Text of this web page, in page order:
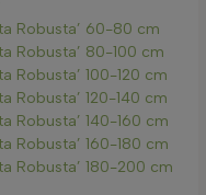
Robusta’ 60-80 cm
Robusta’ 80-100 cm
Robusta’ 100-120 cm
Robusta’ 120-140 cm
Robusta’ 140-160 cm
Robusta’ 160-180 cm
Robusta’ 180-200 cm